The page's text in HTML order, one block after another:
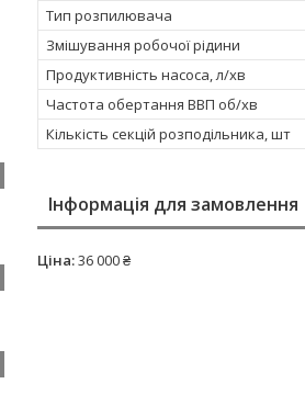
Тип розпилювача
Змішування робочої рідини
Продуктивність насоса, л/хв
Частота обертання ВВП об/хв
Кількість секцій розподільника, шт
Інформація для замовлення
Ціна:36 000 ₴